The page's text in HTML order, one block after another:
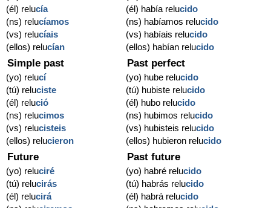
(él) relucía
(ns) relucíamos
(vs) relucíais
(ellos) relucían
(él) había relucido
(ns) habíamos relucido
(vs) habíais relucido
(ellos) habían relucido
Simple past
(yo) relucí
(tú) reluciste
(él) relució
(ns) relucimos
(vs) relucisteis
(ellos) relucieron
Past perfect
(yo) hube relucido
(tú) hubiste relucido
(él) hubo relucido
(ns) hubimos relucido
(vs) hubisteis relucido
(ellos) hubieron relucido
Future
(yo) reluciré
(tú) relucirás
(él) relucirá
Past future
(yo) habré relucido
(tú) habrás relucido
(él) habrá relucido